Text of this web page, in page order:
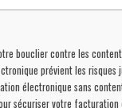
bouclier contre les
prévient les risques
électronique sans
sécuriser votre